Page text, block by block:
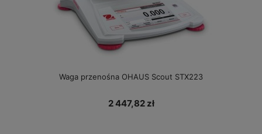
Waga przenośna OHAUS Scout STX223
2 447,82 zł